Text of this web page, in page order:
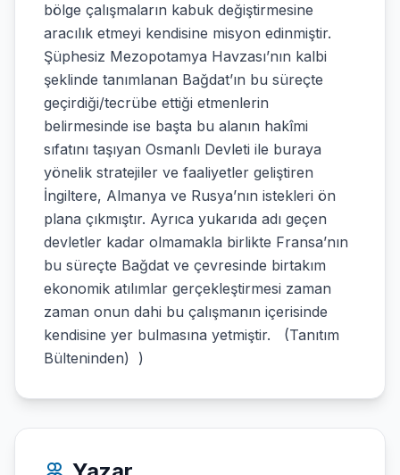
bölge çalışmaların kabuk değiştirmesine
aracılık etmeyi kendisine misyon edinmiştir.
Şüphesiz Mezopotamya Havzası’nın kalbi
şeklinde tanımlanan Bağdat’ın bu süreçte
geçirdiği/tecrübe ettiği etmenlerin
belirmesinde ise başta bu alanın hakîmi
sıfatını taşıyan Osmanlı Devleti ile buraya
yönelik stratejiler ve faaliyetler geliştiren
İngiltere, Almanya ve Rusya’nın istekleri ön
plana çıkmıştır. Ayrıca yukarıda adı geçen
devletler kadar olmamakla birlikte Fransa’nın
bu süreçte Bağdat ve çevresinde birtakım
ekonomik atılımlar gerçekleştirmesi zaman
zaman onun dahi bu çalışmanın içerisinde
kendisine yer bulmasına yetmiştir. (Tanıtım
Bülteninden) )